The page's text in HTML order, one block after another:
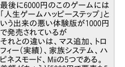
最後に6000円のこのゲームには
「人生ゲームハッピーステップ」と
いう出来の悪い体験版が1000円
で発売されているが
それとの違いは、マス追加、トロ
フィー（実績）、家族システム、ハ
ピネスモード、Miiの5つである。